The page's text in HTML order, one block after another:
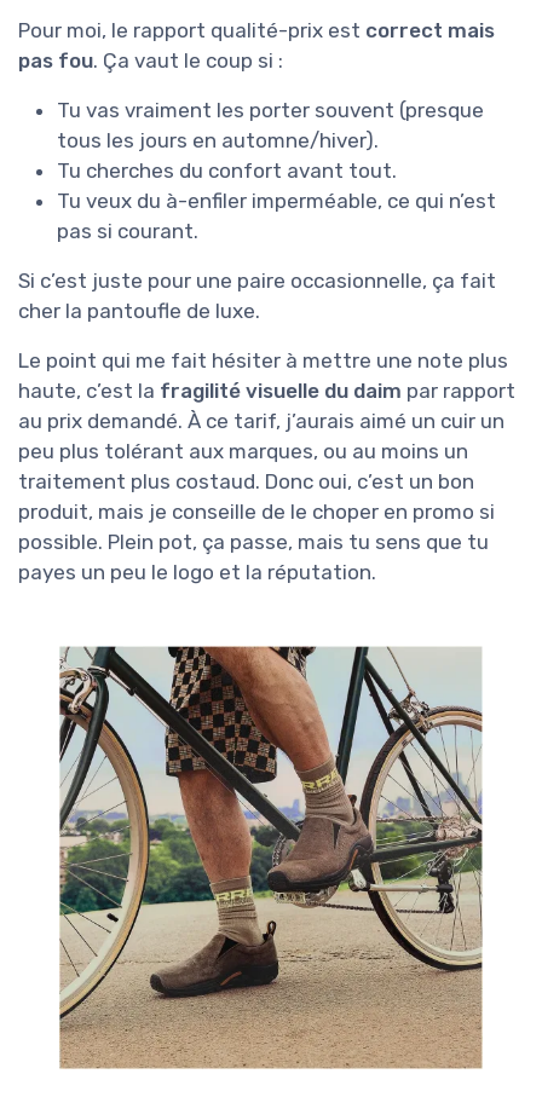
Pour moi, le rapport qualité-prix est correct mais
pas fou. Ça vaut le coup si :
Tu vas vraiment les porter souvent (presque
tous les jours en automne/hiver).
Tu cherches du confort avant tout.
Tu veux du à-enfiler imperméable, ce qui n’est
pas si courant.
Si c’est juste pour une paire occasionnelle, ça fait
cher la pantoufle de luxe.
Le point qui me fait hésiter à mettre une note plus
haute, c’est la fragilité visuelle du daim par rapport
au prix demandé. À ce tarif, j’aurais aimé un cuir un
peu plus tolérant aux marques, ou au moins un
traitement plus costaud. Donc oui, c’est un bon
produit, mais je conseille de le choper en promo si
possible. Plein pot, ça passe, mais tu sens que tu
payes un peu le logo et la réputation.